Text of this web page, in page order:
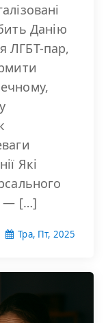
Данію
ЛГБТ-пар,
Які
— […]
Тра, Пт, 2025